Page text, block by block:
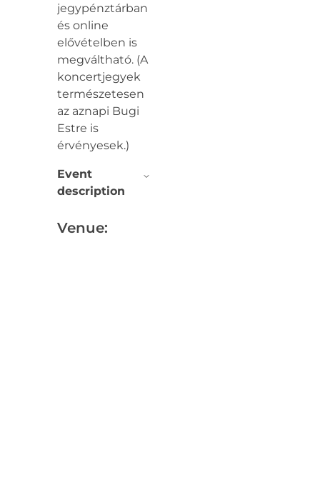
jegypénztárban
és online
elővételben is
megváltható. (A
koncertjegyek
természetesen
az aznapi Bugi
Estre is
érvényesek.)
Event
description
Venue: